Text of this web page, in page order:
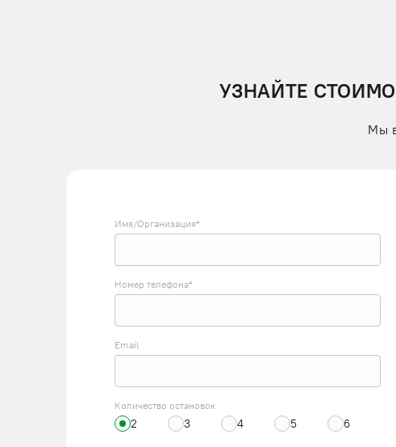
УЗНАЙТЕ
Мы
Имя/Организация*
Номер телефона*
Email
Количество остановок
2 3 4 5 6